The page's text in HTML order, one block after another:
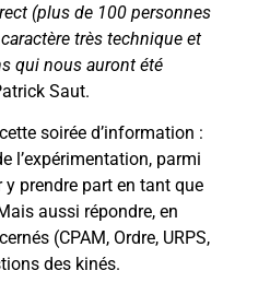
(plus de 100 personnes
très technique et
qui nous auront été
Saut.
soirée d’information :
l’expérimentation, parmi
prendre part en tant que
aussi répondre, en
(CPAM, Ordre, URPS,
des kinés.